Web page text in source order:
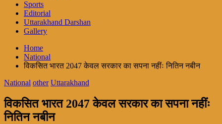
Sports
Editorial
Uttarakhand Darshan
Gallery
Home
National
विकसित भारत 2047 केवल सरकार का सपना नहींः नितिन नबीन
National other Uttarakhand
विकसित भारत 2047 केवल सरकार का सपना नहींः
नितिन नबीन